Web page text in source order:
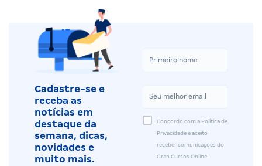
Cadastre-se e
receba as
notícias em
destaque da
semana, dicas,
novidades e
muito mais.
Concordo com a Política de
Privacidade e aceito
receber comunicações do
Gran Cursos Online.